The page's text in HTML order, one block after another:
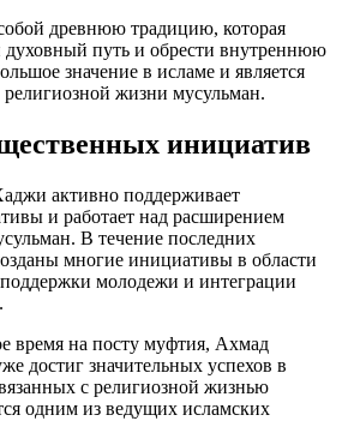
древнюю традицию, которая
духовный путь и обрести внутреннюю
значение в исламе и является
жизни мусульман.
инициатив
активно поддерживает
и работает над расширением
В течение последних
многие инициативы в области
поддержки молодежи и интеграции
время на посту муфтия, Ахмад
достиг значительных успехов в
с религиозной жизнью
одним из ведущих исламских